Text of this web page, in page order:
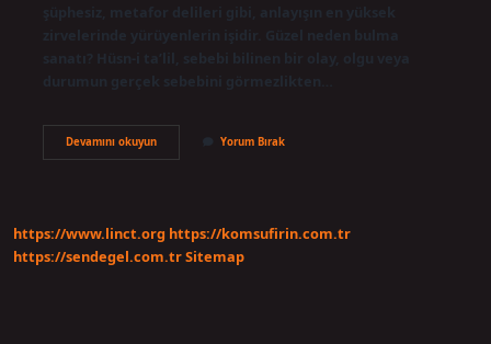
şüphesiz, metafor delileri gibi, anlayışın en yüksek
zirvelerinde yürüyenlerin işidir. Güzel neden bulma
sanatı? Hüsn-i ta’lil, sebebi bilinen bir olay, olgu veya
durumun gerçek sebebini görmezlikten…
Devamını okuyunHüsnü
Talil
Yorum Bırak
https://www.linct.org https://komsufirin.com.tr
https://sendegel.com.trSitemap